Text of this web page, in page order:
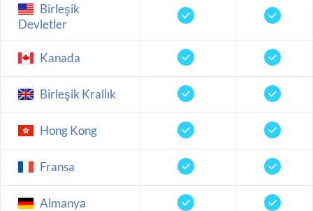
Birleşik
Devletler
Kanada
Birleşik Krallık
Hong Kong
Fransa
Almanya